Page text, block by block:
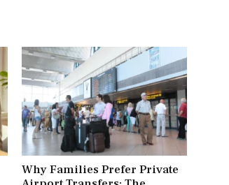
Why Families Prefer Private